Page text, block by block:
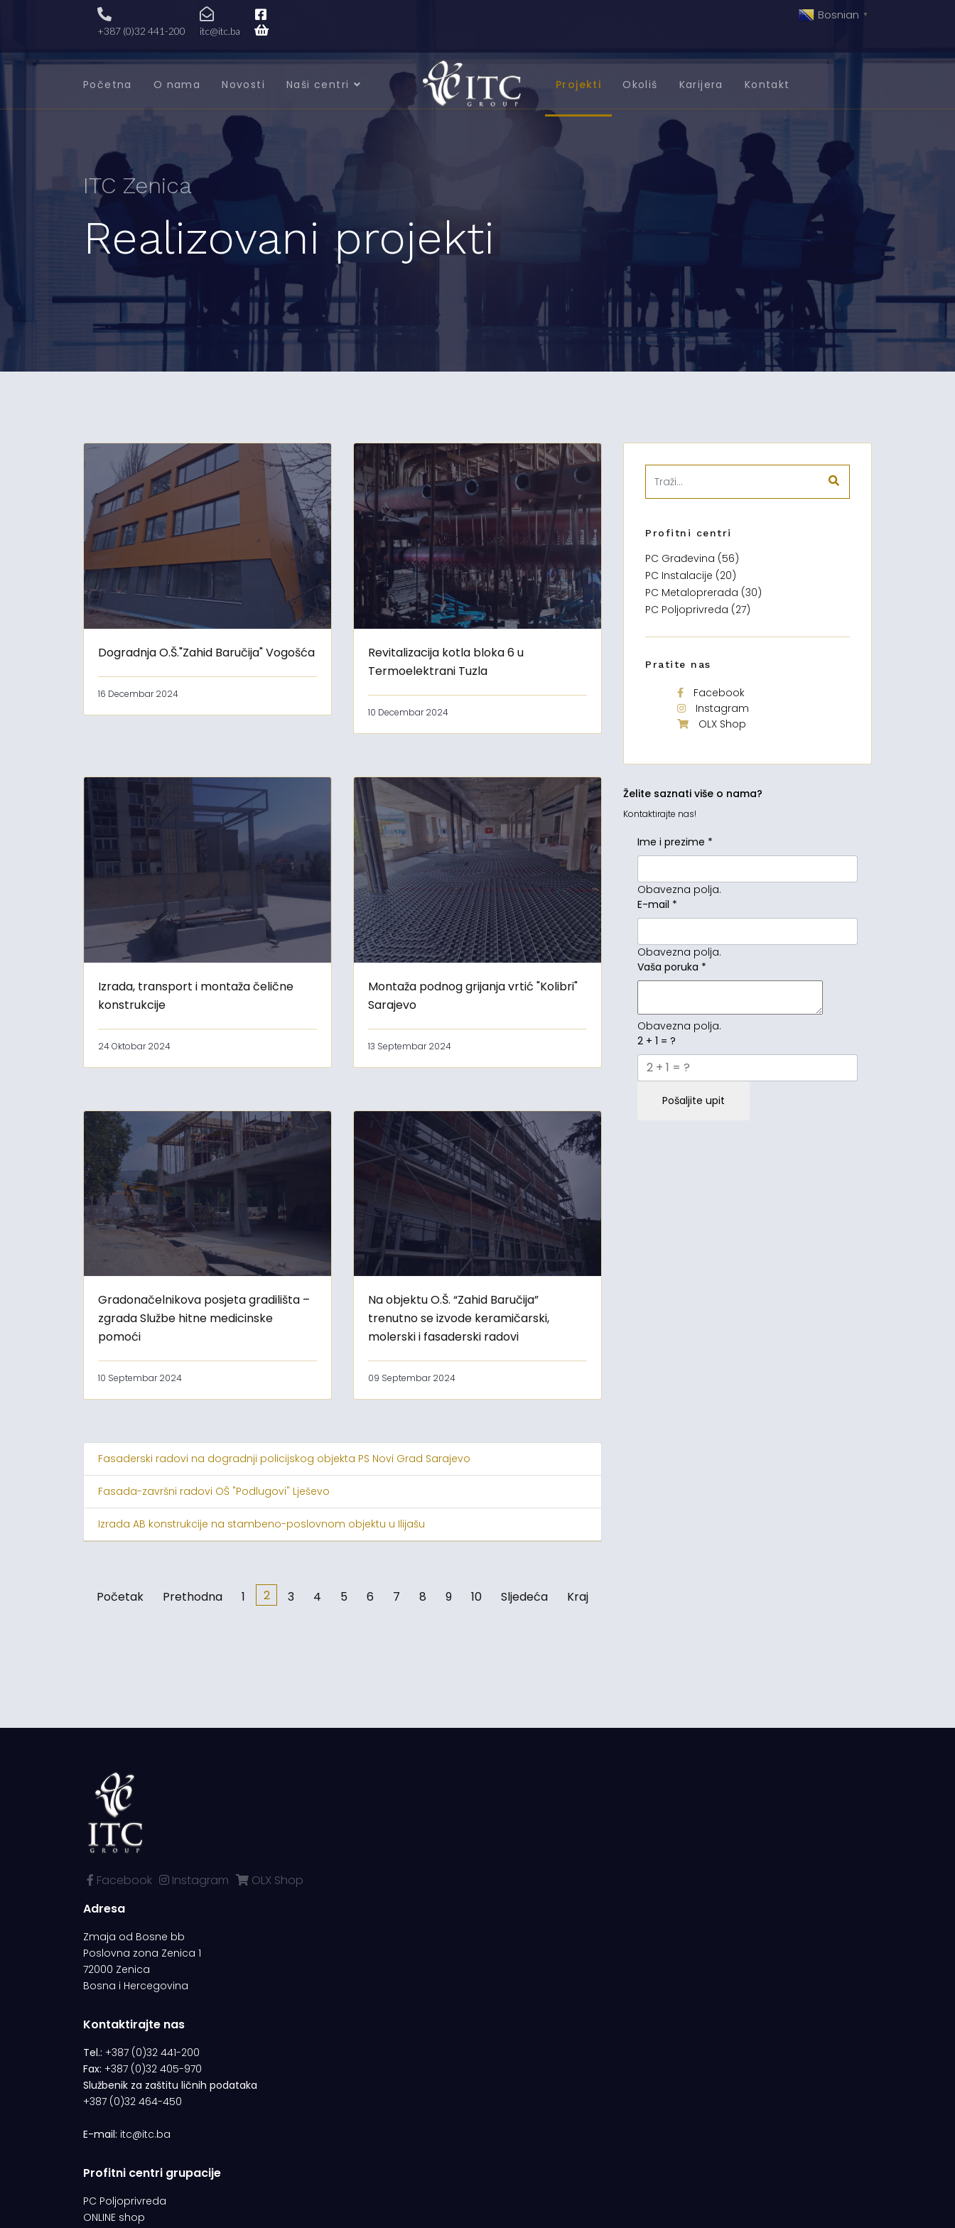
+387 (0)32 441-200 itc@itc.ba
Bosnian ▼
Početna O nama Novosti Naši centri Projekti Okoliš Karijera Kontakt
ITC Zenica
Realizovani projekti
Dogradnja O.Š."Zahid Baručija" Vogošća
16 Decembar 2024
Revitalizacija kotla bloka 6 u
Termoelektrani Tuzla
10 Decembar 2024
Izrada, transport i montaža čelične
konstrukcije
24 Oktobar 2024
Montaža podnog grijanja vrtić "Kolibri"
Sarajevo
13 Septembar 2024
Gradonačelnikova posjeta gradilišta –
zgrada Službe hitne medicinske
pomoći
10 Septembar 2024
Na objektu O.Š. “Zahid Baručija”
trenutno se izvode keramičarski,
molerski i fasaderski radovi
09 Septembar 2024
Fasaderski radovi na dogradnji policijskog objekta PS Novi Grad Sarajevo
Fasada-završni radovi OŠ "Podlugovi" Lješevo
Izrada AB konstrukcije na stambeno-poslovnom objektu u Ilijašu
Početak Prethodna 1 2 3 4 5 6 7 8 9 10 Sljedeća Kraj
Profitni centri
PC Građevina (56)
PC Instalacije (20)
PC Metaloprerada (30)
PC Poljoprivreda (27)
Pratite nas
Facebook
Instagram
OLX Shop
Želite saznati više o nama?
Kontaktirajte nas!
Ime i prezime *
Obavezna polja.
E-mail *
Obavezna polja.
Vaša poruka *
Obavezna polja.
2 + 1 = ?
Pošaljite upit
Facebook Instagram
OLX Shop
Adresa
Zmaja od Bosne bb
Poslovna zona Zenica 1
72000 Zenica
Bosna i Hercegovina
Kontaktirajte nas
Tel.: +387 (0)32 441-200
Fax: +387 (0)32 405-970
Službenik za zaštitu ličnih podataka
+387 (0)32 464-450
E-mail: itc@itc.ba
Profitni centri grupacije
PC Poljoprivreda
ONLINE shop